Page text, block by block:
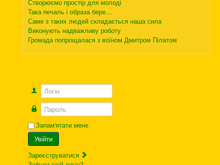
Створюємо простір для молоді
Така печаль і образа бере…
Саме з таких людей складається наша сила
Виконують надважливу роботу
Громада попрощалася з воїном Дмитром Пілатом
Логін
Пароль
Запам'ятати мене
Увійти
Зареєструватися